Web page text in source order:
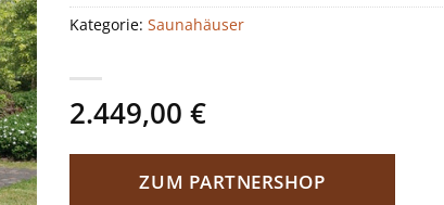
2.449,00 €
ZUM PARTNERSHOP
Kategorie: Saunahäuser